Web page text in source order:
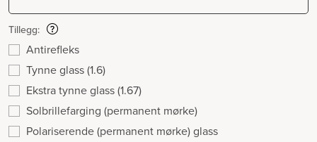
Tillegg:
Antirefleks
Tynne glass (1.6)
Ekstra tynne glass (1.67)
Solbrillefarging (permanent mørke)
Polariserende (permanent mørke) glass